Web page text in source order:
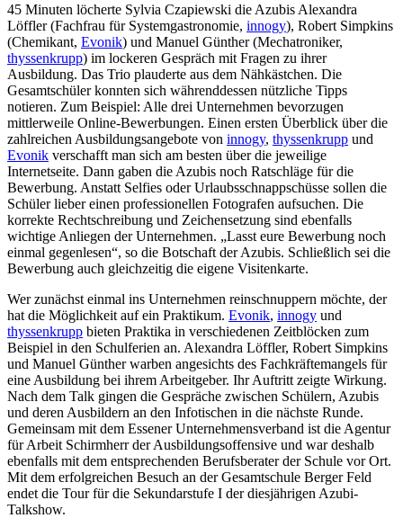
45 Minuten löcherte Sylvia Czapiewski die Azubis Alexandra
Löffler (Fachfrau für Systemgastronomie, innogy), Robert Simpkins
(Chemikant, Evonik) und Manuel Günther (Mechatroniker,
thyssenkrupp) im lockeren Gespräch mit Fragen zu ihrer
Ausbildung. Das Trio plauderte aus dem Nähkästchen. Die
Gesamtschüler konnten sich währenddessen nützliche Tipps
notieren. Zum Beispiel: Alle drei Unternehmen bevorzugen
mittlerweile Online-Bewerbungen. Einen ersten Überblick über die
zahlreichen Ausbildungsangebote von innogy, thyssenkrupp und
Evonik verschafft man sich am besten über die jeweilige
Internetseite. Dann gaben die Azubis noch Ratschläge für die
Bewerbung. Anstatt Selfies oder Urlaubsschnappschüsse sollen die
Schüler lieber einen professionellen Fotografen aufsuchen. Die
korrekte Rechtschreibung und Zeichensetzung sind ebenfalls
wichtige Anliegen der Unternehmen. „Lasst eure Bewerbung noch
einmal gegenlesen“, so die Botschaft der Azubis. Schließlich sei die
Bewerbung auch gleichzeitig die eigene Visitenkarte.
Wer zunächst einmal ins Unternehmen reinschnuppern möchte, der
hat die Möglichkeit auf ein Praktikum. Evonik, innogy und
thyssenkrupp bieten Praktika in verschiedenen Zeitblöcken zum
Beispiel in den Schulferien an. Alexandra Löffler, Robert Simpkins
und Manuel Günther warben angesichts des Fachkräftemangels für
eine Ausbildung bei ihrem Arbeitgeber. Ihr Auftritt zeigte Wirkung.
Nach dem Talk gingen die Gespräche zwischen Schülern, Azubis
und deren Ausbildern an den Infotischen in die nächste Runde.
Gemeinsam mit dem Essener Unternehmensverband ist die Agentur
für Arbeit Schirmherr der Ausbildungsoffensive und war deshalb
ebenfalls mit dem entsprechenden Berufsberater der Schule vor Ort.
Mit dem erfolgreichen Besuch an der Gesamtschule Berger Feld
endet die Tour für die Sekundarstufe I der diesjährigen Azubi-
Talkshow.